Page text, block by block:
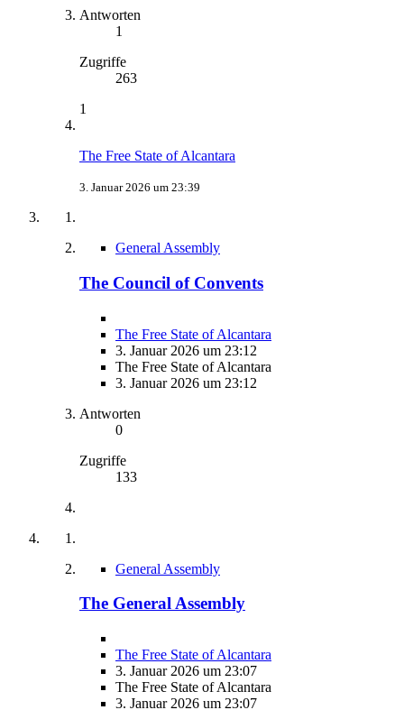
Antworten
1
Zugriffe
263
1
The Free State of Alcantara
3. Januar 2026 um 23:39
General Assembly
The Council of Convents
The Free State of Alcantara
3. Januar 2026 um 23:12
The Free State of Alcantara
3. Januar 2026 um 23:12
Antworten
0
Zugriffe
133
General Assembly
The General Assembly
The Free State of Alcantara
3. Januar 2026 um 23:07
The Free State of Alcantara
3. Januar 2026 um 23:07